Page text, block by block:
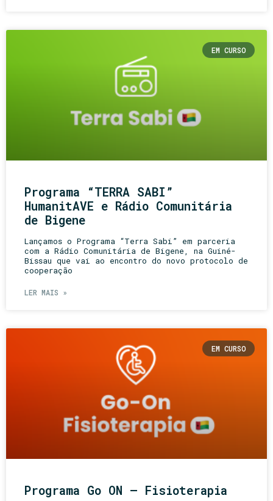
EM CURSO
Programa “TERRA SABI”
HumanitAVE e Rádio Comunitária
de Bigene
Lançamos o Programa “Terra Sabi” em parceria
com a Rádio Comunitária de Bigene, na Guiné-
Bissau que vai ao encontro do novo protocolo de
cooperação
LER MAIS »
EM CURSO
Programa Go ON – Fisioterapia